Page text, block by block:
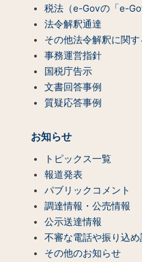
税法（e-Govの「e-
法令解釈通達
その他法令解釈に関す
事務運営指針
国税庁告示
文書回答事例
質疑応答事例
お知らせ
トピックス一覧
報道発表
パブリックコメント
調達情報・公売情報
公示送達情報
不審な電話や振り込
その他のお知らせ